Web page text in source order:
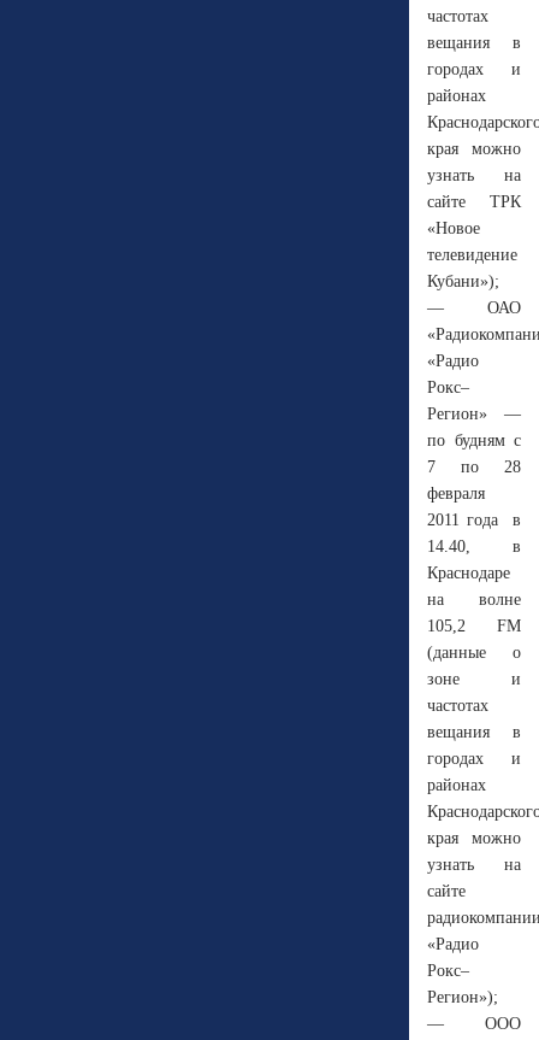
частотах
вещания в
городах и
районах
края можно
узнать на
сайте ТРК
«Новое
телевидение
Кубани»);
— ОАО
«Радио
Рокс–
Регион» —
по будням с
7 по 28
февраля
2011 года в
14.40, в
Краснодаре
на волне
105,2 FM
(данные о
зоне и
частотах
вещания в
городах и
районах
края можно
узнать на
сайте
«Радио
Рокс–
Регион»);
— ООО